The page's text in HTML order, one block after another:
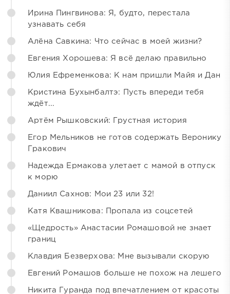
Ирина Пингвинова: Я, будто, перестала
узнавать себя
Алёна Савкина: Что сейчас в моей жизни?
Евгения Хорошева: Я всё делаю правильно
Юлия Ефременкова: К нам пришли Майя и Дан
Кристина Бухынбалтэ: Пусть впереди тебя
ждёт...
Артём Рышковский: Грустная история
Егор Мельников не готов содержать Веронику
Гракович
Надежда Ермакова улетает с мамой в отпуск
к морю
Даниил Сахнов: Мои 23 или 32!
Катя Квашникова: Пропала из соцсетей
«Щедрость» Анастасии Ромашовой не знает
границ
Клавдия Безверхова: Мне вызывали скорую
Евгений Ромашов больше не похож на лешего
Никита Гуранда под впечатлением от красоты